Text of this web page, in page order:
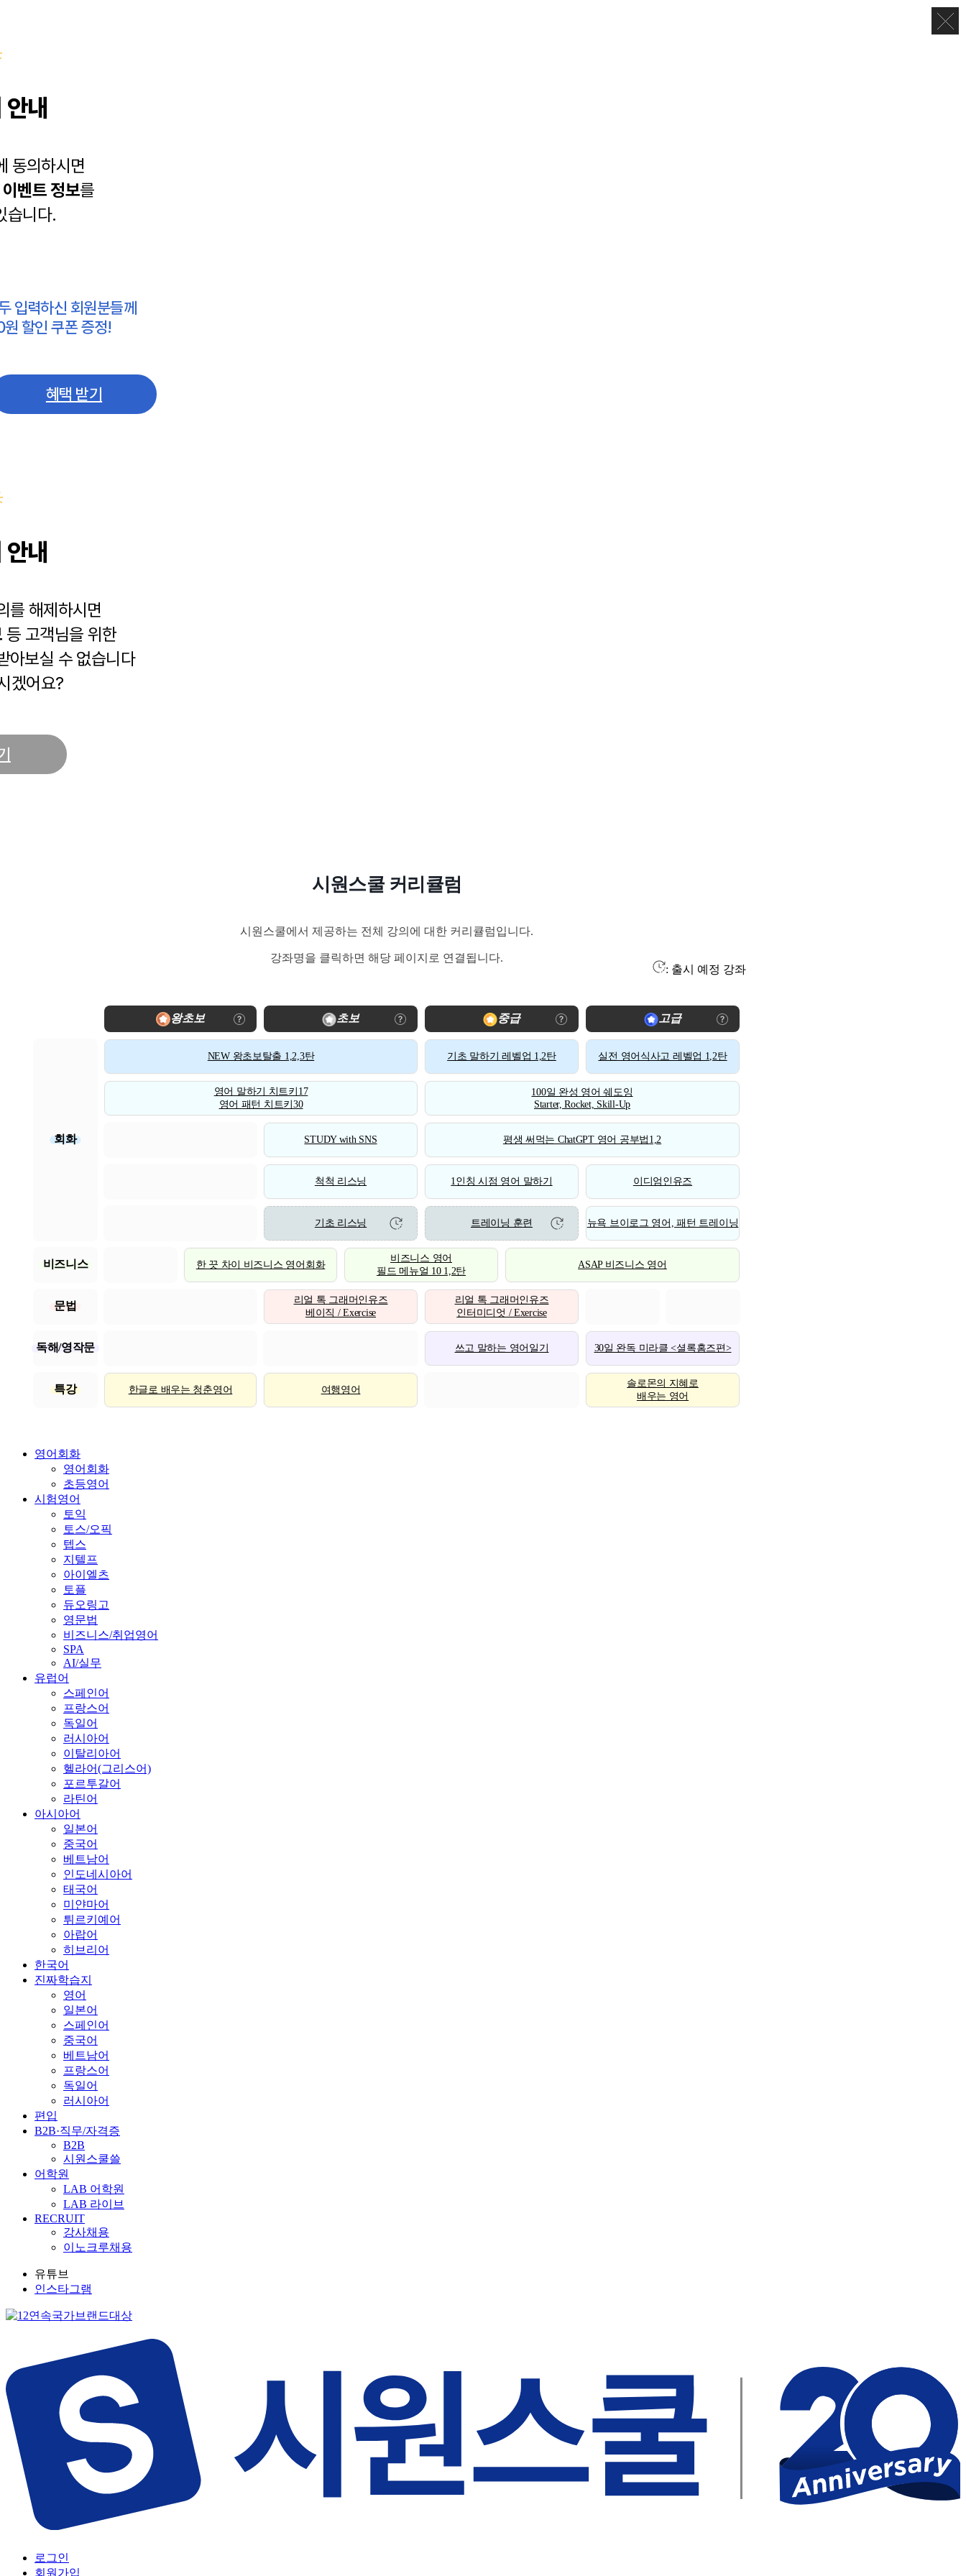
내
동의하시면
이벤트 정보를
습니다.
입력하신 회원분들께
할인 쿠폰 증정!
혜택 받기
내
를 해제하시면
등 고객님을 위한
아보실 수 없습니다
겠어요?
시원스쿨 커리큘럼
시원스쿨에서 제공하는 전체 강의에 대한 커리큘럼입니다.
강좌명을 클릭하면 해당 페이지로 연결됩니다.
: 출시 예정 강좌
왕초보 초보 중급 고급
회화
NEW 왕초보탈출 1,2,3탄 기초 말하기 레벨업 1,2탄 실전 영어식사고 레벨업 1,2탄
영어 말하기 치트키17
영어 패턴 치트키30
100일 완성 영어 쉐도잉
Starter, Rocket, Skill-Up
STUDY with SNS 평생 써먹는 ChatGPT 영어 공부법1,2
척척 리스닝 1인칭 시점 영어 말하기 이디엄인유즈
기초 리스닝 트레이닝 훈련 뉴욕 브이로그 영어, 패턴 트레이닝
비즈니스 한 끗 차이 비즈니스 영어회화
비즈니스 영어
필드 메뉴얼 10 1,2탄
ASAP 비즈니스 영어
문법
리얼 톡 그래머인유즈
베이직 / Exercise
리얼 톡 그래머인유즈
인터미디엇 / Exercise
독해/영작문 쓰고 말하는 영어일기 30일 완독 미라클 <셜록홈즈편>
특강 한글로 배우는 청춘영어 여행영어
솔로몬의 지혜로
배우는 영어
영어회화
영어회화
초등영어
시험영어
토익
토스/오픽
텝스
지텔프
아이엘츠
토플
듀오링고
영문법
비즈니스/취업영어
SPA
AI/실무
유럽어
스페인어
프랑스어
독일어
러시아어
이탈리아어
헬라어(그리스어)
포르투갈어
라틴어
아시아어
일본어
중국어
베트남어
인도네시아어
태국어
미얀마어
튀르키예어
아랍어
히브리어
한국어
진짜학습지
영어
일본어
스페인어
중국어
베트남어
프랑스어
독일어
러시아어
편입
B2B·직무/자격증
B2B
시원스쿨쓸
어학원
LAB 어학원
LAB 라이브
RECRUIT
강사채용
이노크루채용
유튜브
인스타그램
로그인
회원가입